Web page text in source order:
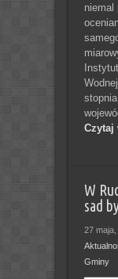
niemal
Czytaj
W
sad
27 maja,
Gminy